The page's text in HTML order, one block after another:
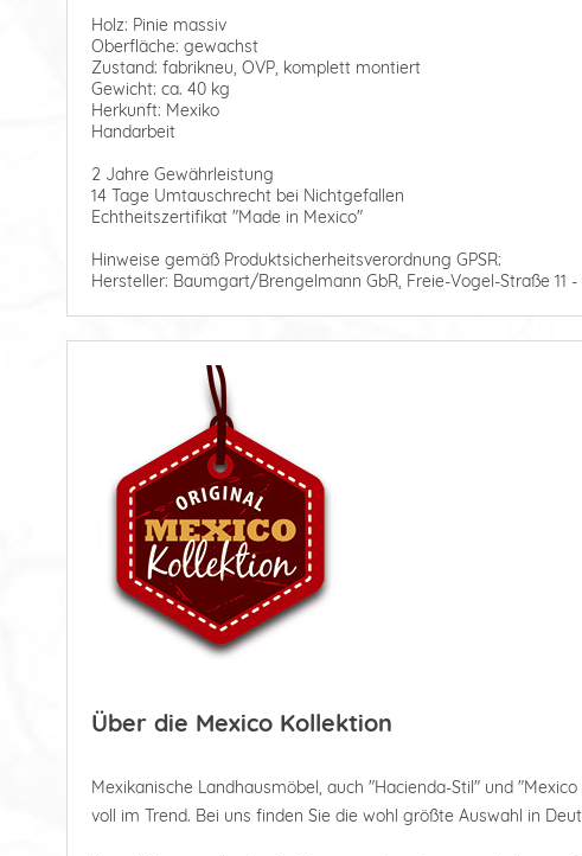
Holz: Pinie massiv
Oberfläche: gewachst
Zustand: fabrikneu, OVP, komplett montiert
Gewicht: ca. 40 kg
Herkunft: Mexiko
Handarbeit
2 Jahre Gewährleistung
14 Tage Umtauschrecht bei Nichtgefallen
Echtheitszertifikat "Made in Mexico"
Hinweise gemäß Produktsicherheitsverordnung GPSR:
Hersteller: Baumgart/Brengelmann GbR, Freie-Vogel-Straße 11
Über die Mexico Kollektion
Mexikanische Landhausmöbel, auch "Hacienda-Stil" und
voll im Trend. Bei uns finden Sie die wohl größte Auswahl in